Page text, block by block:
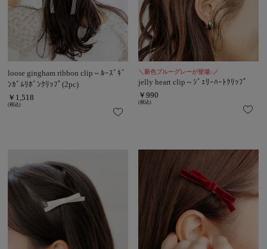
loose gingham ribbon clip～ﾙｰｽﾞｷﾞ
ﾝｶﾞﾑﾘﾎﾞﾝｸﾘｯﾌﾟ(2pc)
￥1,518
(税込)
＼新色ブルーグレーが登場♪／
jelly heart clip～ｼﾞｪﾘｰﾊｰﾄｸﾘｯﾌﾟ
￥990
(税込)